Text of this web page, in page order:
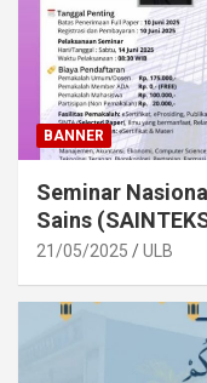
BANNER
Seminar
Sains
21/05/2025 ULB